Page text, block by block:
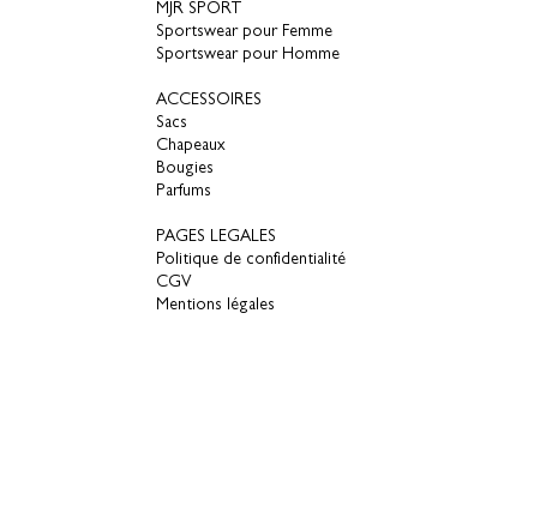
MJR SPORT
Sportswear pour Femme
Sportswear pour Homme
ACCESSOIRES
Sacs
Chapeaux
Bougies
Parfums
PAGES LEGALES
Politique de confidentialité
CGV
Mentions légales